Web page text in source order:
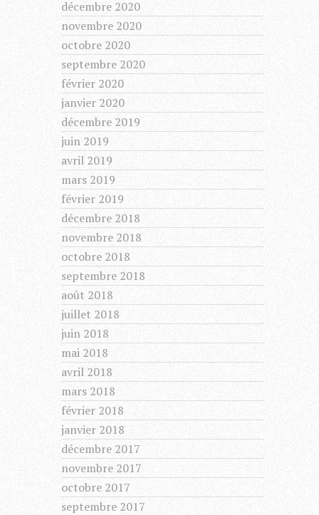
décembre 2020
novembre 2020
octobre 2020
septembre 2020
février 2020
janvier 2020
décembre 2019
juin 2019
avril 2019
mars 2019
février 2019
décembre 2018
novembre 2018
octobre 2018
septembre 2018
août 2018
juillet 2018
juin 2018
mai 2018
avril 2018
mars 2018
février 2018
janvier 2018
décembre 2017
novembre 2017
octobre 2017
septembre 2017